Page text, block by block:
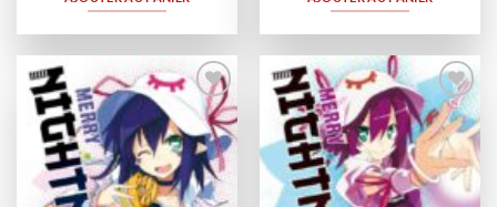
Ajouter
à la
wishlist
Ajouter
à la
wishlist